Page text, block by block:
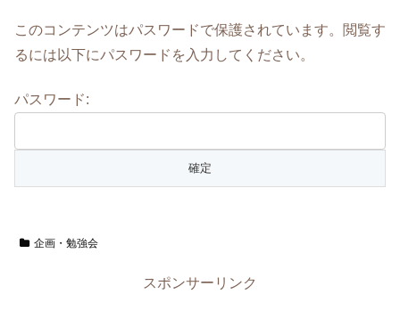
このコンテンツはパスワードで保護されています。閲覧す
るには以下にパスワードを入力してください。
パスワード:
企画・勉強会
スポンサーリンク